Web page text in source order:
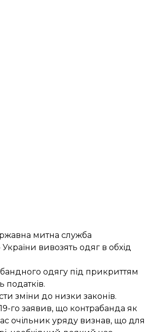
митна служба
вивозять одяг в обхід
одягу під прикриттям
податків.
зміни до низки законів.
го заявив, що контрабанда як
очільник уряду визнав, що для